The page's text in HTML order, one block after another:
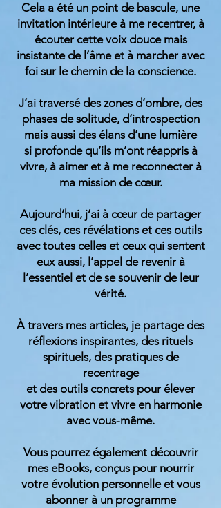
Cela a été un point de bascule, une
invitation intérieure à me recentrer, à
écouter cette voix douce mais
insistante de l’âme et à marcher avec
foi sur le chemin de la conscience.
J’ai traversé des zones d’ombre, des
phases de solitude, d’introspection
mais aussi des élans d’une lumière
si profonde qu’ils m’ont réappris à
vivre, à aimer et à me reconnecter à
ma mission de cœur.
Aujourd’hui, j’ai à cœur de partager
ces clés, ces révélations et ces outils
avec toutes celles et ceux qui sentent
eux aussi, l’appel de revenir à
l’essentiel et de se souvenir de leur
vérité.
À travers mes articles, je partage des
réflexions inspirantes, des rituels
spirituels, des pratiques de
recentrage
et des outils concrets pour élever
votre vibration et vivre en harmonie
avec vous-même.
Vous pourrez également découvrir
mes eBooks, conçus pour nourrir
votre évolution personnelle et vous
abonner à un programme